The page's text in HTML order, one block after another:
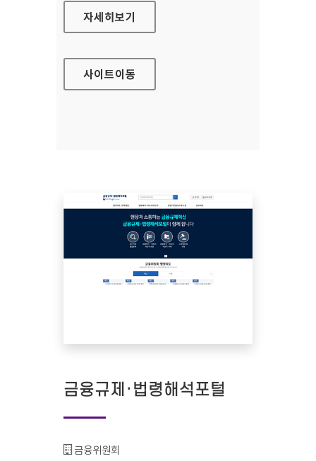
법제처 대표
자세히보기
사이트이동
금융규제·법령해석포털
기관명 :
금융위원회